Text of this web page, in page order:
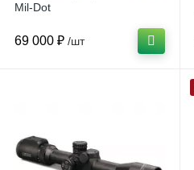
Mil-Dot
69 000 ₽ /шт